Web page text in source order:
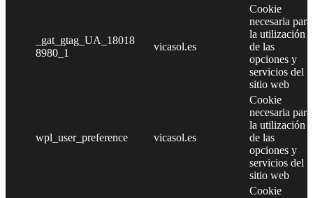
_gat_gtag_UA_18018
8980_1
vicasol.es
Cookie
necesaria para
la utilización
de las
opciones y
servicios del
sitio web
wpl_user_preference vicasol.es
Cookie
necesaria para
la utilización
de las
opciones y
servicios del
sitio web
Cookie